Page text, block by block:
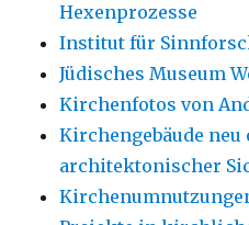
Hexenprozesse
Institut für
Jüdisches Museum
Kirchenfotos von
Kirchengebäude neu
architektonischer